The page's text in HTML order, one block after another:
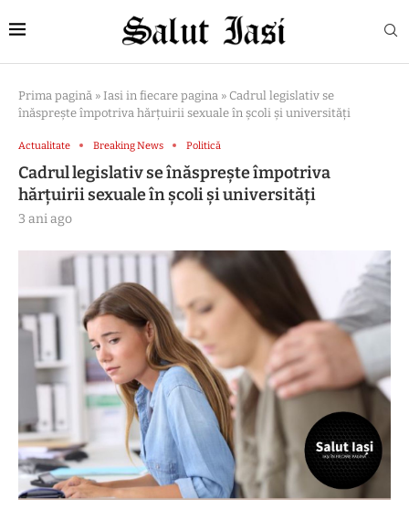
Prima pagină » Iasi in fiecare pagina » Cadrul legislativ se
înăsprește împotriva hărțuirii sexuale în școli și universități
Actualitate Breaking News Politică
Cadrul legislativ se înăsprește împotriva
hărțuirii sexuale în școli și universități
3 ani ago